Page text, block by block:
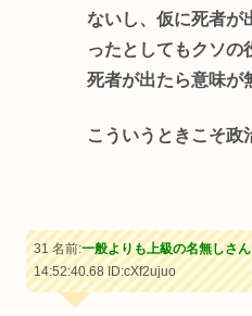
ないし、仮に死者が
ったとしてもクソの
死者が出たら意味が
こういうときこそ政
31 名前:一般よりも上級の名無しさん
14:52:40.68ID:cXf2ujuo